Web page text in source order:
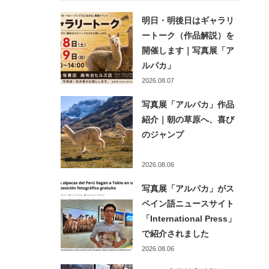
明日・明後日はギャラリ
ートーク（作品解説）を
開催します｜写真展「ア
ルパカ」
2026.08.07
写真展「アルパカ」作品
紹介｜朝の草原へ、喜び
のジャンプ
2026.08.06
写真展「アルパカ」がス
ペイン語ニュースサイト
「International Press」
で紹介されました
2026.08.06